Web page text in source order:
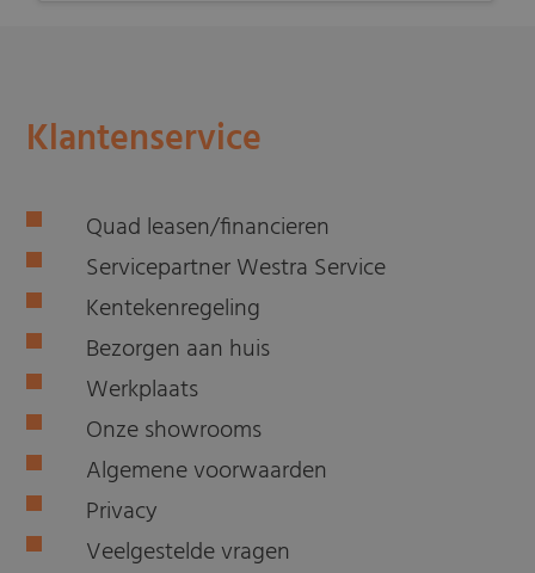
Klantenservice
Quad leasen/financieren
Servicepartner Westra Service
Kentekenregeling
Bezorgen aan huis
Werkplaats
Onze showrooms
Algemene voorwaarden
Privacy
Veelgestelde vragen